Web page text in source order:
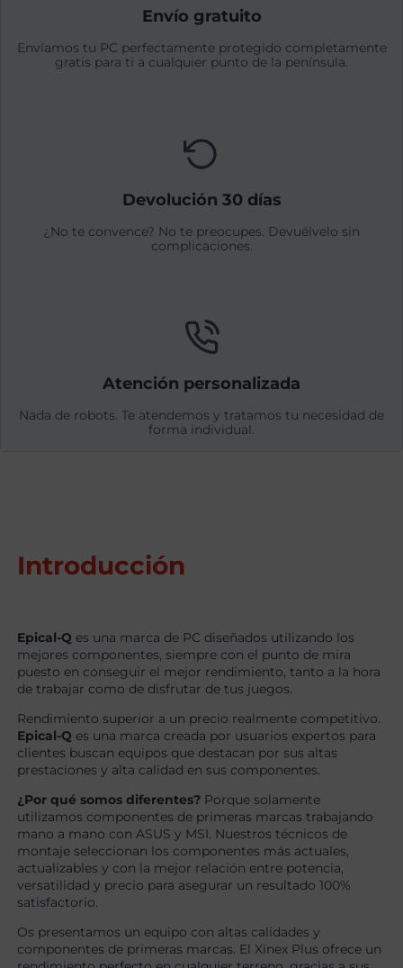
Envío gratuito
Envíamos tu PC perfectamente protegido completamente
gratis para ti a cualquier punto de la península.
Devolución 30 días
¿No te convence? No te preocupes. Devuélvelo sin
complicaciones.
Atención personalizada
Nada de robots. Te atendemos y tratamos tu necesidad de
forma individual.
Introducción
Epical-Q es una marca de PC diseñados utilizando los
mejores componentes, siempre con el punto de mira
puesto en conseguir el mejor rendimiento, tanto a la hora
de trabajar como de disfrutar de tus juegos.
Rendimiento superior a un precio realmente competitivo.
Epical-Q es una marca creada por usuarios expertos para
clientes buscan equipos que destacan por sus altas
prestaciones y alta calidad en sus componentes.
¿Por qué somos diferentes? Porque solamente
utilizamos componentes de primeras marcas trabajando
mano a mano con ASUS y MSI. Nuestros técnicos de
montaje seleccionan los componentes más actuales,
actualizables y con la mejor relación entre potencia,
versatilidad y precio para asegurar un resultado 100%
satisfactorio.
Os presentamos un equipo con altas calidades y
componentes de primeras marcas. El Xinex Plus ofrece un